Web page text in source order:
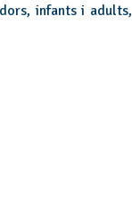
infants i adults,